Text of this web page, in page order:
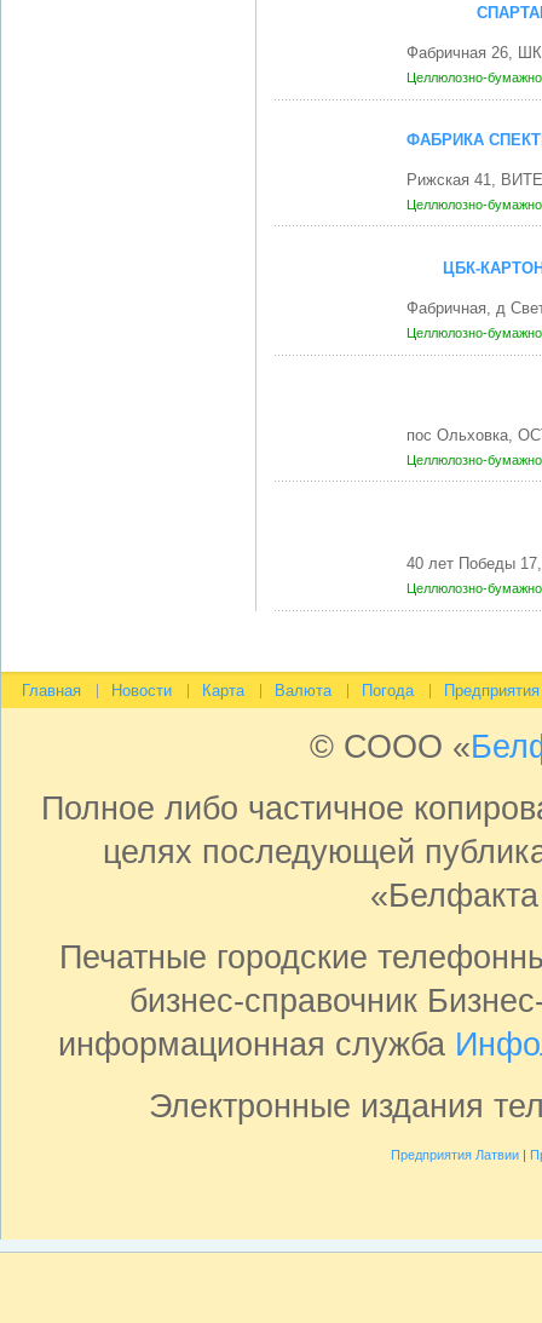
Фабричная 26,
Целлюлозно-
ФАБРИКА
Рижская 41,
Целлюлозно-
ЦБК-
Фабричная, д
Целлюлозно-
пос Ольховка,
Целлюлозно-
40 лет Победы
Целлюлозно-
Главная Новости Карта Валюта Погода Предприятия
© СООО «
Полное либо частичное
целях последующей
Печатные городские
бизнес-справочник
информационная служба
Электронные издания
Предприятия Латвии|